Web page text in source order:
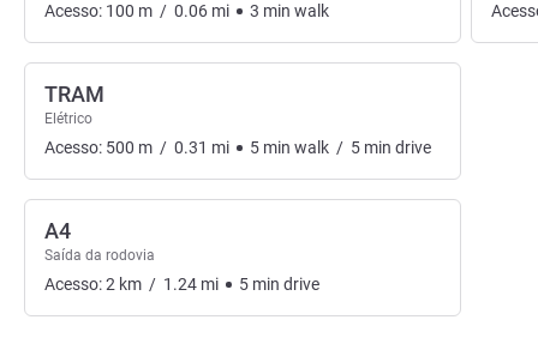
Acesso: 100 m / 0.06 mi 3 min walk
TRAM
Elétrico
Acesso: 500 m / 0.31 mi 5 min walk / 5 min drive
A4
Saída da rodovia
Acesso:2 km / 1.24 mi 5 min drive